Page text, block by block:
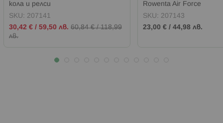
кола и релси
SKU: 207141
Промо
цена
30,42 € / 59,50 лв. 60,84 €/118,99
лв.
Rowenta Air Force
SKU: 207143
23,00 € / 44,98 лв.